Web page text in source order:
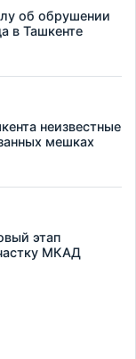
об обрушении
в Ташкенте
неизвестные
мешках
этап
МКАД